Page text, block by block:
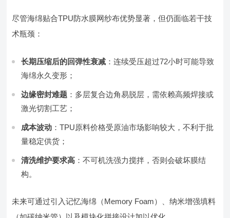
尽管海绵贴合TPU防水膜网纱布优势显著，但仍面临若干技
术瓶颈：
长期压缩后的回弹性衰减 ：连续受压超过72小时可能导致
海绵永久变形；
边缘密封难题 ：多层复合边角易脱层，需依赖高频焊接或
激光切割工艺；
成本波动 ：TPU原料价格受原油市场影响较大，不利于批
量稳定供货；
清洗维护要求高 ：不可机洗强力搅拌，否则会破坏膜结
构。
未来可通过引入记忆海绵（Memory Foam）、纳米增强填料